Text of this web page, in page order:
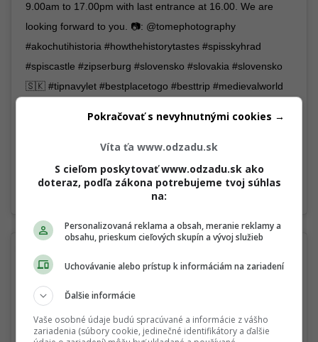
9.00am to 17.00pm with last entrance at 16.00. We are
looking forward to you. 📷: @tomephotography
#akochutihistoria #howthehistorytastes #spisskyhrad
#spiscastle #zipserburg #slovensko #slovakia #slovensko
🇸🇰 #tipnavylet #bestplacetogo #besttrip #medievalworld
#thisisslovakia #goodideaslovakia #milujemeslovensko
#kosiceregion #UNESCO #unesconadosah
#visiteuworldheritage
A post shared by Spišský hrad – Spišské múzeum
Víta ťa www.odzadu.sk
S cieľom poskytovať www.odzadu.sk ako
doteraz, podľa zákona potrebujeme tvoj súhlas
na:
Personalizovaná reklama a obsah, meranie reklamy a
obsahu, prieskum cieľových skupín a vývoj služieb
Uchovávanie alebo prístup k informáciám na zariadení
Ďalšie informácie
Vaše osobné údaje budú spracúvané a informácie z vášho
zariadenia (súbory cookie, jedinečné identifikátory a ďalšie
Pokračovať s nevyhnutnými cookies →